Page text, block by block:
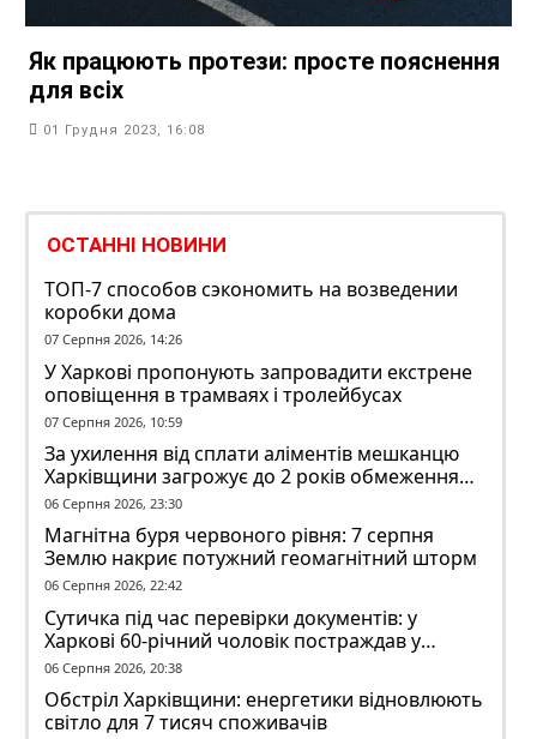
Як працюють протези: просте пояснення
для всіх
01 Грудня 2023, 16:08
ОСТАННІ НОВИНИ
ТОП-7 способов сэкономить на возведении
коробки дома
07 Серпня 2026, 14:26
У Харкові пропонують запровадити екстрене
оповіщення в трамваях і тролейбусах
07 Серпня 2026, 10:59
За ухилення від сплати аліментів мешканцю
Харківщини загрожує до 2 років обмеження
волі
06 Серпня 2026, 23:30
Магнітна буря червоного рівня: 7 серпня
Землю накриє потужний геомагнітний шторм
06 Серпня 2026, 22:42
Сутичка під час перевірки документів: у
Харкові 60-річний чоловік постраждав у
конфлікті з ТЦК
06 Серпня 2026, 20:38
Обстріл Харківщини: енергетики відновлюють
світло для 7 тисяч споживачів